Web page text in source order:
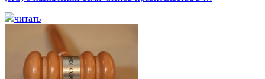
читать